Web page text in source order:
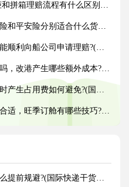
有什么区别?(国际海运干货知识分享)
合什么货物?(国际海运干货知识分享)
申请理赔?(国际海运干货知识分享)
些额外成本?(国际海运干货知识分享)
如何避免?(国际海运干货知识分享)
有哪些技巧?(国际海运干货知识分享)
规避?(国际快递干货知识分享)